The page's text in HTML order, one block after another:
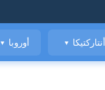
أنتاركتيكا ▼ أوروبا ▼